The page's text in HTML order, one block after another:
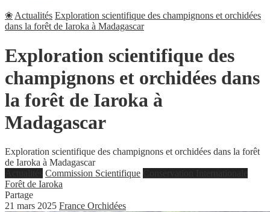
❀ Actualités Exploration scientifique des champignons et orchidées
dans la forêt de Iaroka à Madagascar
Exploration scientifique des
champignons et orchidées dans
la forêt de Iaroka à
Madagascar
Exploration scientifique des champignons et orchidées dans la forêt
de Iaroka à Madagascar
Commission Scientifique
Forêt de Iaroka
Partage
21 mars 2025 France Orchidées